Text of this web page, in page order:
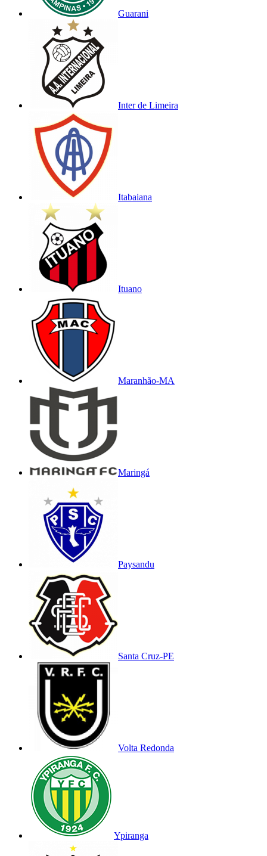
Guarani
Inter de Limeira
Itabaiana
Ituano
Maranhão-MA
Maringá
Paysandu
Santa Cruz-PE
Volta Redonda
Ypiranga